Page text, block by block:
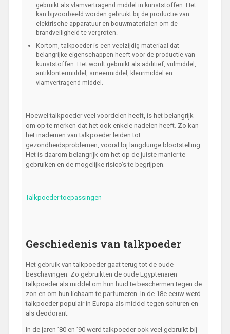
gebruikt als vlamvertragend middel in kunststoffen. Het
kan bijvoorbeeld worden gebruikt bij de productie van
elektrische apparatuur en bouwmaterialen om de
brandveiligheid te vergroten.
Kortom, talkpoeder is een veelzijdig materiaal dat
belangrijke eigenschappen heeft voor de productie van
kunststoffen. Het wordt gebruikt als additief, vulmiddel,
antiklontermiddel, smeermiddel, kleurmiddel en
vlamvertragend middel.
Hoewel talkpoeder veel voordelen heeft, is het belangrijk
om op te merken dat het ook enkele nadelen heeft. Zo kan
het inademen van talkpoeder leiden tot
gezondheidsproblemen, vooral bij langdurige blootstelling.
Het is daarom belangrijk om het op de juiste manier te
gebruiken en de mogelijke risico’s te begrijpen.
Talkpoeder toepassingen
Geschiedenis van talkpoeder
Het gebruik van talkpoeder gaat terug tot de oude
beschavingen. Zo gebruikten de oude Egyptenaren
talkpoeder als middel om hun huid te beschermen tegen de
zon en om hun lichaam te parfumeren. In de 18e eeuw werd
talkpoeder populair in Europa als middel tegen schuren en
als deodorant.
In de jaren ’80 en ’90 werd talkpoeder ook veel gebruikt bij